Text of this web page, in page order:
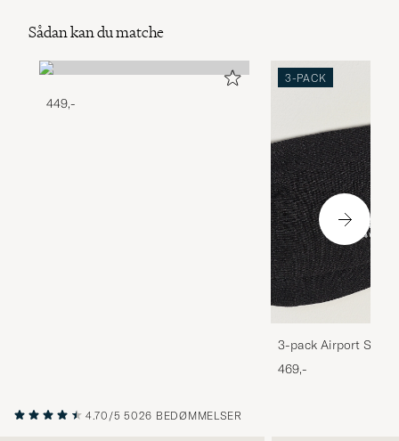
Sådan kan du matche
449,-
3-PACK
3-pack Airport
Melange
469,-
4.70/5 5026 BEDØMMELSER